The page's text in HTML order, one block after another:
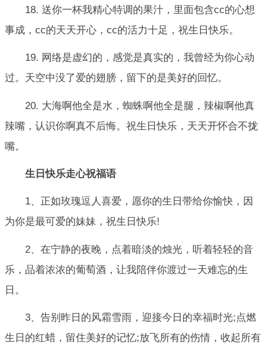
18. 送你一杯我精心特调的果汁，里面包含cc的心想
事成，cc的天天开心，cc的活力十足，祝生日快乐。
19. 网络是虚幻的，感觉是真实的，我曾经为你心动
过。天空中没了爱的翅膀，留下的是美好的回忆。
20. 大海啊他全是水，蜘蛛啊他全是腿，辣椒啊他真
辣嘴，认识你啊真不后悔。祝生日快乐，天天开怀合不拢
嘴。
生日快乐走心祝福语
1、正如玫瑰逗人喜爱，愿你的生日带给你愉快，因
为你是最可爱的妹妹，祝生日快乐!
2、在宁静的夜晚，点着暗淡的烛光，听着轻轻的音
乐，品着浓浓的葡萄酒，让我陪伴你渡过一天难忘的生
日。
3、告别昨日的风霜雪雨，迎接今日的幸福时光;点燃
生日的红蜡，留住美好的记忆;放飞所有的伤情，收起所有